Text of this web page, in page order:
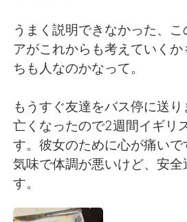
うまく説明できなかった、
アがこれからも考えていく
ちも人なのかなって。
もうすぐ友達をバス停に送
亡くなったので2週間イギリ
す。彼女のために心が痛い
気味で体調が悪いけど、安全
す。